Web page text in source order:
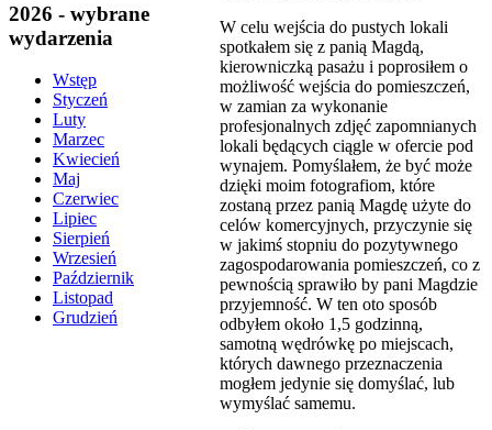
2026 - wybrane
wydarzenia
Wstęp
Styczeń
Luty
Marzec
Kwiecień
Maj
Czerwiec
Lipiec
Sierpień
Wrzesień
Październik
Listopad
Grudzień
W celu wejścia do pustych lokali
spotkałem się z panią Magdą,
kierowniczką pasażu i poprosiłem o
możliwość wejścia do pomieszczeń,
w zamian za wykonanie
profesjonalnych zdjęć zapomnianych
lokali będących ciągle w ofercie pod
wynajem. Pomyślałem, że być może
dzięki moim fotografiom, które
zostaną przez panią Magdę użyte do
celów komercyjnych, przyczynie się
w jakimś stopniu do pozytywnego
zagospodarowania pomieszczeń, co z
pewnością sprawiło by pani Magdzie
przyjemność. W ten oto sposób
odbyłem około 1,5 godzinną,
samotną wędrówkę po miejscach,
których dawnego przeznaczenia
mogłem jedynie się domyślać, lub
wymyślać samemu.